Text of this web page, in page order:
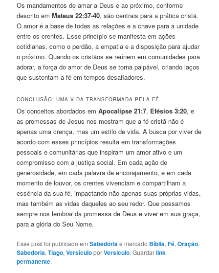
Os mandamentos de amar a Deus e ao próximo, conforme
descrito emMateus 22:37-40, são centrais para a prática cristã.
O amor é a base de todas as relações e a chave para a unidade
entre os crentes. Esse princípio se manifesta em ações
cotidianas, como o perdão, a empatia e a disposição para ajudar
o próximo. Quando os cristãos se reúnem em comunidades para
adorar, a força do amor de Deus se torna palpável, criando laços
que sustentam a fé em tempos desafiadores.
CONCLUSÃO: UMA VIDA TRANSFORMADA PELA FÉ
Os conceitos abordados emApocalipse 21:7, Efésios 3:20, e
as promessas de Jesus nos mostram que a fé cristã não é
apenas uma crença, mas um estilo de vida. A busca por viver de
acordo com esses princípios resulta em transformações
pessoais e comunitárias que inspiram um amor ativo e um
compromisso com a justiça social. Em cada ação de
generosidade, em cada palavra de encorajamento, e em cada
momento de louvor, os crentes vivenciam e compartilham a
essência da sua fé, impactando não apenas suas próprias vidas,
mas também as vidas daqueles ao seu redor. Que possamos
sempre nos lembrar da promessa de Deus e viver em sua graça,
para a glória do Seu Nome.
Esse post foi publicado emSabedoriae marcado Bíblia,Fé,Oração,
Sabedoria,Tiago,VersículoporVersiculo. Guardarlink
permanente.